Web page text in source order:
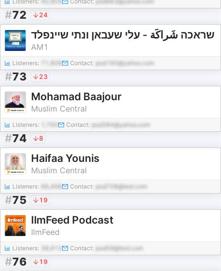
#72 24
שראכה شَراكَة - עלי שעבאן ונתי שיינפלד
AM1
Listeners: Contact: pod190@yahoo.com
#73 23
Mohamad Baajour
Muslim Central
Listeners: Contact: pod384@yahoo.com
#74 8
Haifaa Younis
Muslim Central
Listeners: 66,498 Contact: pod708@test.com
#75 19
IlmFeed Podcast
IlmFeed
Listeners: Contact: pod59@test.com
#76 19